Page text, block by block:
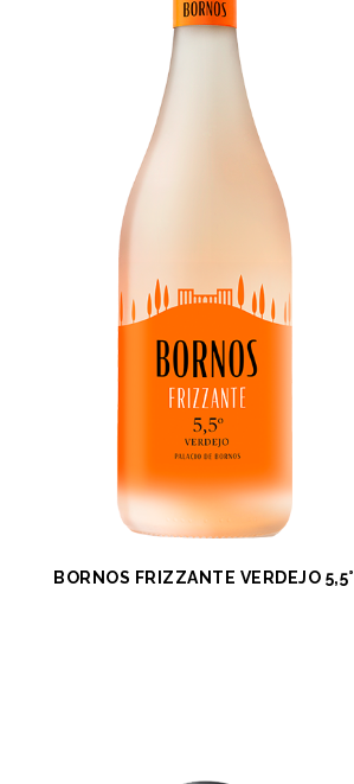
BORNOS FRIZZANTE VERDEJO 5,5°